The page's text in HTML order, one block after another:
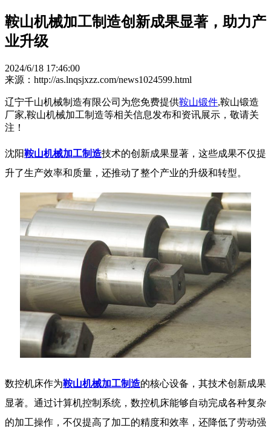
鞍山机械加工制造创新成果显著，助力产
业升级
2024/6/18 17:46:00
来源：http://as.lnqsjxzz.com/news1024599.html
辽宁千山机械制造有限公司为您免费提供鞍山锻件,鞍山锻造
厂家,鞍山机械加工制造等相关信息发布和资讯展示，敬请关
注！
沈阳鞍山机械加工制造技术的创新成果显著，这些成果不仅提
升了生产效率和质量，还推动了整个产业的升级和转型。
数控机床作为鞍山机械加工制造的核心设备，其技术创新成果
显著。通过计算机控制系统，数控机床能够自动完成各种复杂
的加工操作，不仅提高了加工的精度和效率，还降低了劳动强